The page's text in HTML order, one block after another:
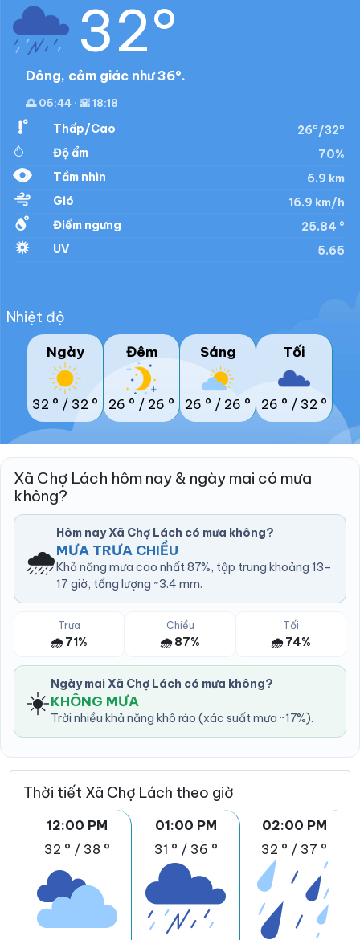
32°
Dông, cảm giác như 36°.
🌅 05:44 · 🌇 18:18
Thấp/Cao
26°/32°
Độ ẩm
70%
Tầm nhìn
6.9 km
Gió
16.9 km/h
Điểm ngưng
25.84 °
UV
5.65
Nhiệt độ
Ngày
32 ° / 32 °
Đêm
26 ° / 26 °
Sáng
26 ° / 26 °
Tối
26 ° / 32 °
Xã Chợ Lách hôm nay & ngày mai có mưa
không?
🌧️
Hôm nay Xã Chợ Lách có mưa không?
MƯA TRƯA CHIỀU
Khả năng mưa cao nhất 87%, tập trung khoảng 13–
17 giờ, tổng lượng ~3.4 mm.
Trưa
🌧️ 71%
Chiều
🌧️ 87%
Tối
🌧️ 74%
☀️ Ngày mai Xã Chợ Lách có mưa không?
KHÔNG MƯA
Trời nhiều khả năng khô ráo (xác suất mưa ~17%).
Thời tiết Xã Chợ Lách theo giờ
12:00 PM
32 ° / 38 °
01:00 PM
31 ° / 36 °
02:00 PM
32 ° / 37 °